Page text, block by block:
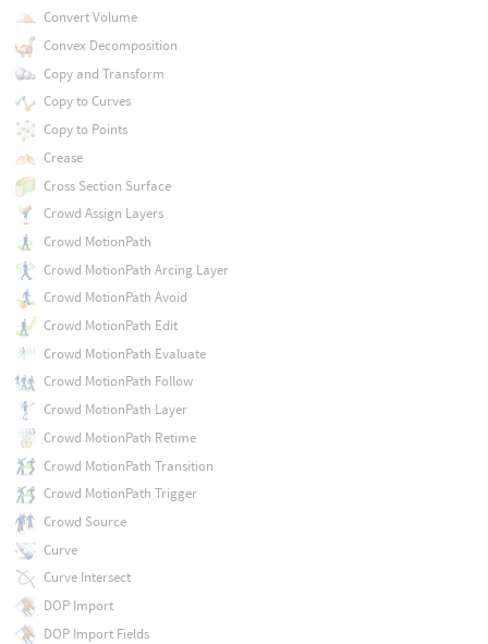
Convert Volume
Convex Decomposition
Copy and Transform
Copy to Curves
Copy to Points
Crease
Cross Section Surface
Crowd Assign Layers
Crowd MotionPath
Crowd MotionPath Arcing Layer
Crowd MotionPath Avoid
Crowd MotionPath Edit
Crowd MotionPath Evaluate
Crowd MotionPath Follow
Crowd MotionPath Layer
Crowd MotionPath Retime
Crowd MotionPath Transition
Crowd MotionPath Trigger
Crowd Source
Curve
Curve Intersect
DOP Import
DOP Import Fields